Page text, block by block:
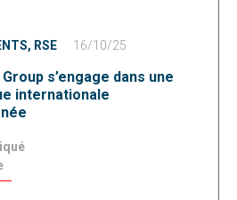
RSE 16/10/25
s’engage dans une
internationale